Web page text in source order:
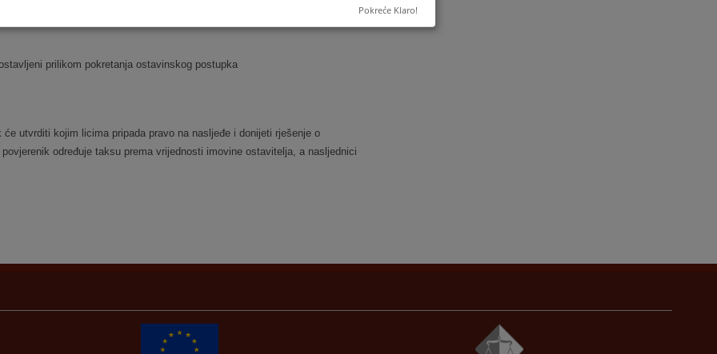
prilikom pokretanja ostavinskog postupka
će utvrditi kojim licima pripada pravo na nasljeđe i donijeti rješenje o
određuje taksu prema vrijednosti imovine ostavitelja, a nasljednici
Pokreće Klaro!